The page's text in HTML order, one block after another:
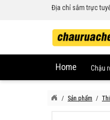
Địa chỉ sắm trực
Home Chậu
Sản phẩm